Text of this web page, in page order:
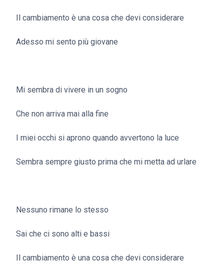
Il cambiamento è una cosa che devi considerare
Adesso mi sento più giovane
Mi sembra di vivere in un sogno
Che non arriva mai alla fine
I miei occhi si aprono quando avvertono la luce
Sembra sempre giusto prima che mi metta ad urlare
Nessuno rimane lo stesso
Sai che ci sono alti e bassi
Il cambiamento è una cosa che devi considerare